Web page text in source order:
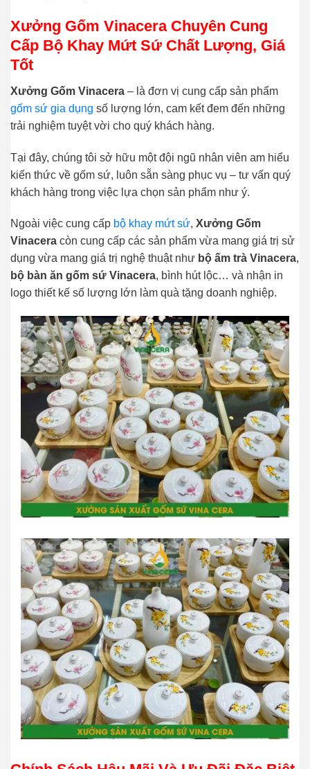
Xưởng Gốm Vinacera Chuyên Cung
Cấp Bộ Khay Mứt Sứ Chất Lượng, Giá
Tốt
Xưởng Gốm Vinacera – là đơn vị cung cấp sản phẩm
gốm sứ gia dụng số lượng lớn, cam kết đem đến những
trải nghiệm tuyệt vời cho quý khách hàng.
Tại đây, chúng tôi sở hữu một đội ngũ nhân viên am hiểu
kiến thức về gốm sứ, luôn sẵn sàng phục vụ – tư vấn quý
khách hàng trong việc lựa chọn sản phẩm như ý.
Ngoài việc cung cấp bộ khay mứt sứ, Xưởng Gốm
Vinacera còn cung cấp các sản phẩm vừa mang giá trị sử
dụng vừa mang giá trị nghệ thuật như bộ ấm trà Vinacera,
bộ bàn ăn gốm sứ Vinacera, bình hút lộc… và nhận in
logo thiết kế số lượng lớn làm quà tặng doanh nghiệp.